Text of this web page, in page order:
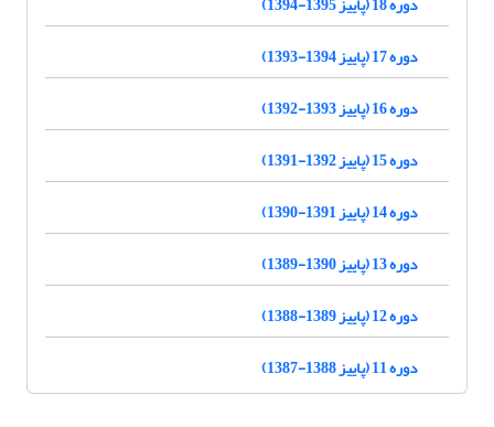
دوره 17 (پاییز 1394-1393)
دوره 16 (پاییز 1393-1392)
دوره 15 (پاییز 1392-1391)
دوره 14 (پاییز 1391-1390)
دوره 13 (پاییز 1390-1389)
دوره 12 (پاییز 1389-1388)
دوره 11 (پاییز 1388-1387)